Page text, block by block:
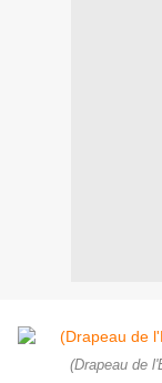
(Drapeau de